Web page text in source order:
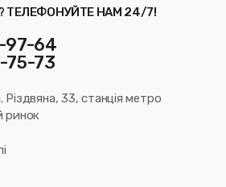
ТЕЛЕФОНУЙТЕ НАМ 24/7!
97-64
75-73
Різдвяна, 33, станція метро
ринок